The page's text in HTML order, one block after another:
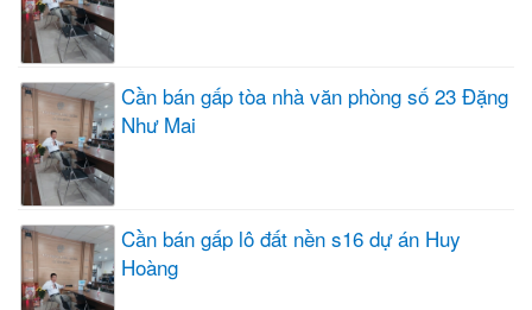
Cần bán gấp tòa nhà văn phòng số 23 Đặng
Như Mai
Cần bán gấp lô đất nền s16 dự án Huy
Hoàng